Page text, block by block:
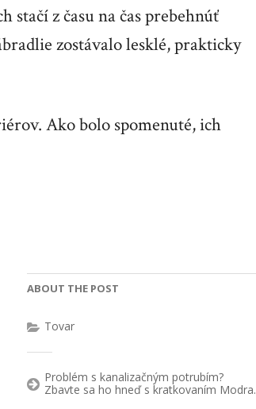
stačí z času na čas prebehnúť
zostávalo lesklé, prakticky
Ako bolo spomenuté, ich
ABOUT THE POST
Tovar
Problém s kanalizačným potrubím?
Zbavte sa ho hneď s kratkovaním Modra.